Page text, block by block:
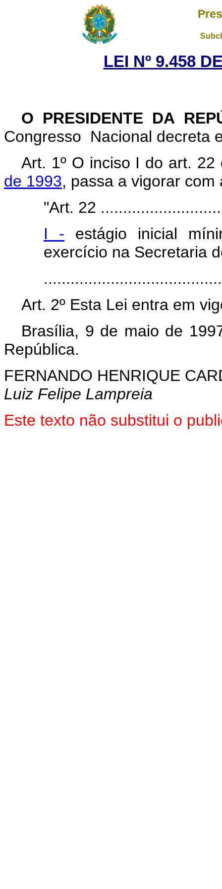
LEI Nº 9.458
O PRESIDENTE DA
Congresso Nacional decreta
Art. 1º O inciso I do art.
de 1993, passa a vigorar
"Art. 22
I - estágio inicial
exercício na Secretaria
Art. 2º Esta Lei entra em
Brasília, 9 de maio de
República.
FERNANDO HENRIQUE
Luiz Felipe Lampreia
Este texto não substitui o